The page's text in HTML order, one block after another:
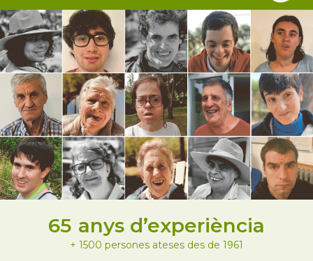
65 anys d’experiència
+ 1500 persones ateses des de 1961